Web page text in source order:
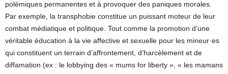
polémiques permanentes et à provoquer des paniques morales.
Par exemple, la transphobie constitue un puissant moteur de leur
combat médiatique et politique. Tout comme la promotion d’une
véritable éducation à la vie affective et sexuelle pour les mineur·es
qui constituent un terrain d’affrontement, d’harcèlement et de
diffamation (ex : le lobbying des « mums for liberty », « les mamans